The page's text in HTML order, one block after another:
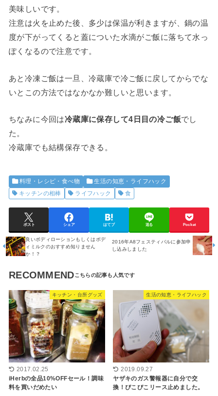
美味しいです。
注意は火を止めた後、多少は保温が利きますが、鍋の温
度が下がってくると蓋についた水滴がご飯に落ちて水っ
ぽくなるので注意です。
あと冷凍ご飯は一旦、冷蔵庫で冷ご飯に戻してからでな
いとこの方法ではなかなか難しいと思います。
ちなみに今回は冷蔵庫に保存して4日目の冷ご飯でし
た。
冷蔵庫でも結構保存できる。
料理・レシピ・食べ物
生活の知恵・ライフハック
キッチンの相棒
ライフハック 食
ポスト シェア はてブ 送る Pocket
良いボディローションもしくはボデ
ィミルクのおすすめ知りません
か！？
2016年A8フェスティバルに参加申
し込みしました
RECOMMEND
キッチン・台所グッズ
2017.02.25
iHerbの全品10%OFFセール！調味
料を買いだめたい
生活の知恵・ライフハック
2019.09.27
ヤザキのガス警報器に自分で交
換！ぴこぴこリース止めました。